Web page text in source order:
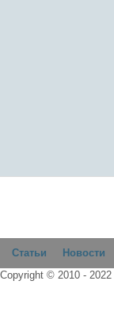
Статьи Новости
Copyright © 2010 - 2022